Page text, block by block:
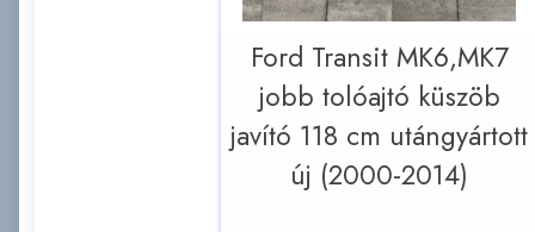
Ford Transit MK6,MK7
jobb tolóajtó küszöb
javító 118 cm utángyártott
új (2000-2014)